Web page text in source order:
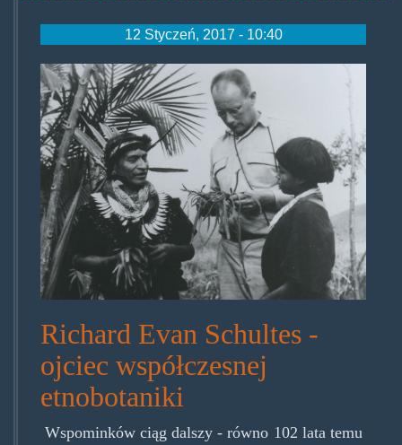
12 Styczeń, 2017 - 10:40
Richard Evan Schultes -
ojciec współczesnej
etnobotaniki
Wspominków ciąg dalszy - równo 102 lata temu